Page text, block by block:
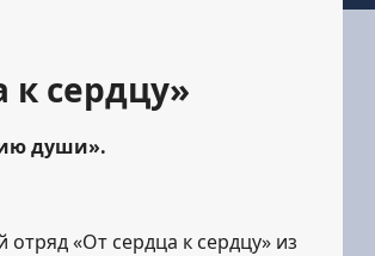
к сердцу»
души».
«От сердца к сердцу» из